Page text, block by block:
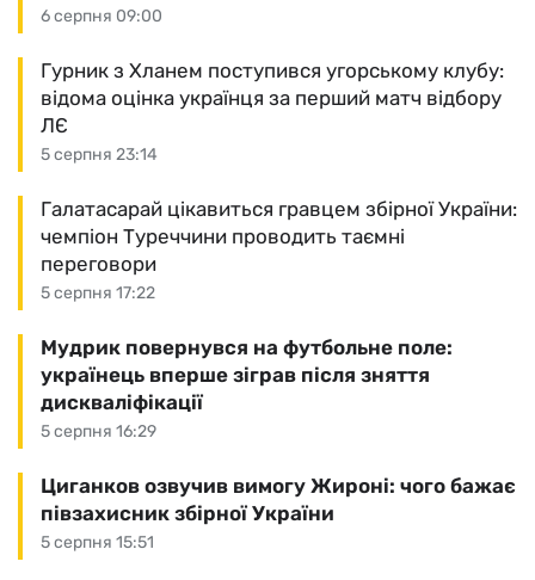
6 серпня 09:00
5 серпня 23:14
Гурник з Хланем поступився угорському клубу:
відома оцінка українця за перший матч відбору
ЛЄ
5 серпня 17:22
Галатасарай цікавиться гравцем збірної України:
чемпіон Туреччини проводить таємні
переговори
5 серпня 16:29
Мудрик повернувся на футбольне поле:
українець вперше зіграв після зняття
дискваліфікації
5 серпня 15:51
Циганков озвучив вимогу Жироні: чого бажає
півзахисник збірної України